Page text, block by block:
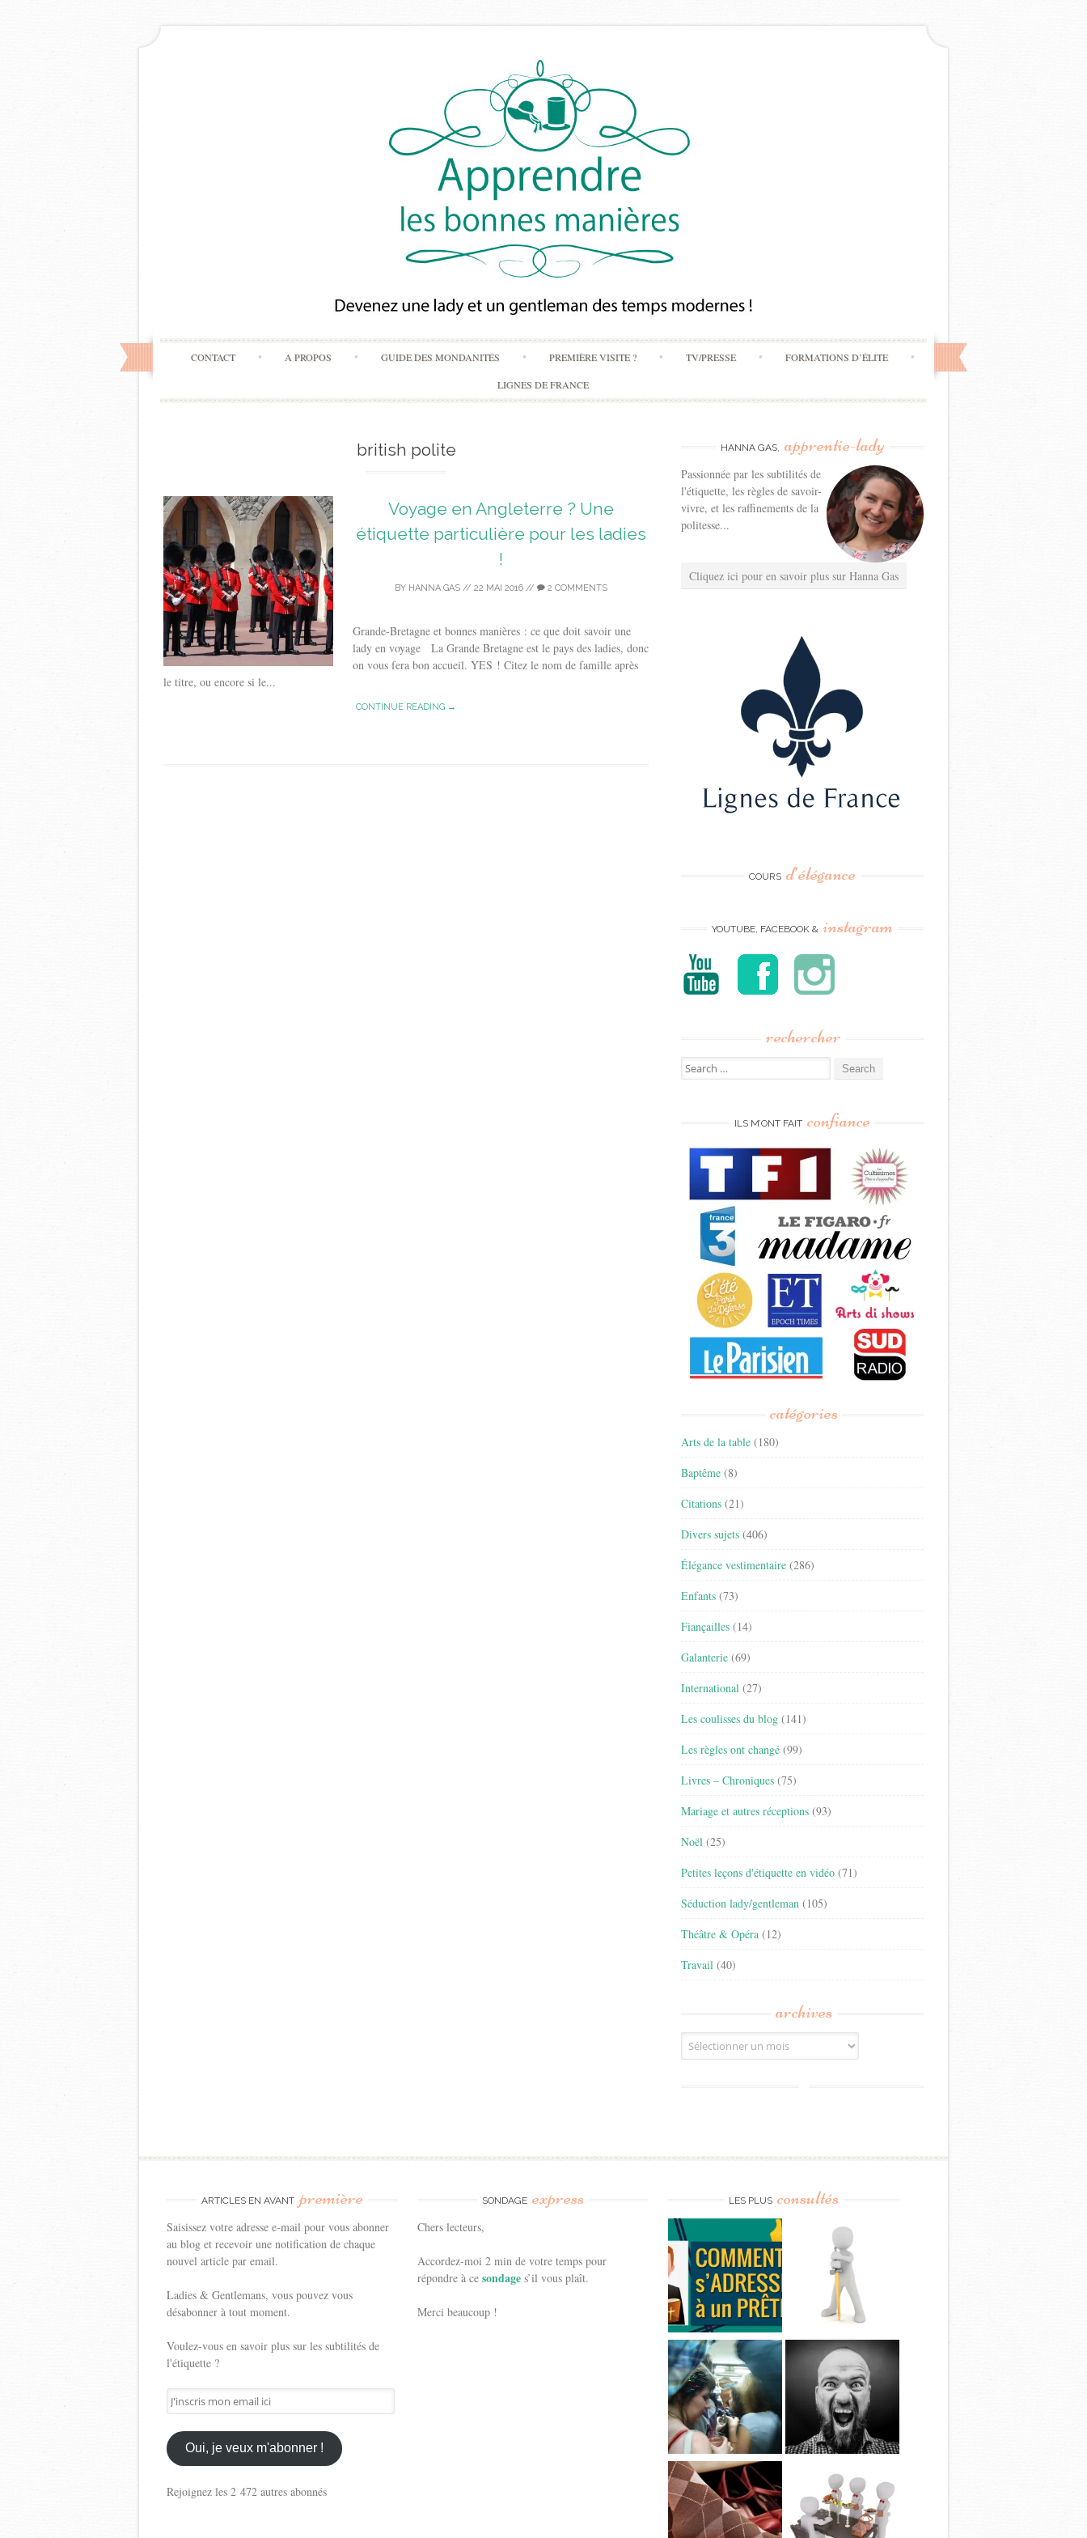
Skip
to
content
CONTACT A PROPOS GUIDE DES MONDANITÉS PREMIÈRE VISITE ? TV/PRESSE FORMATIONS D’ÉLITE
LIGNES DE FRANCE
british polite
Voyage en Angleterre ? Une
étiquette particulière pour les ladies
!
BY HANNA GAS// 22 MAI 2016// 2 COMMENTS
Grande-Bretagne et bonnes manières : ce que doit savoir une
lady en voyage La Grande Bretagne est le pays des ladies, donc
on vous fera bon accueil. YES ! Citez le nom de famille après
le titre, ou encore si le...
CONTINUE READING →
HANNA GAS, apprentie-lady
Passionnée par les subtilités de
l'étiquette, les règles de savoir-
vivre, et les raffinements de la
politesse...
Cliquez ici pour en savoir plus sur Hanna Gas
COURS d’élégance
YOUTUBE, FACEBOOK & instagram
rechercher
Search
for:
ILS M’ONT FAIT confiance
catégories
Arts de la table (180)
Baptême (8)
Citations (21)
Divers sujets (406)
Élégance vestimentaire (286)
Enfants (73)
Fiançailles (14)
Galanterie (69)
International (27)
Les coulisses du blog (141)
Les règles ont changé (99)
Livres – Chroniques (75)
Mariage et autres réceptions (93)
Noël (25)
Petites leçons d'étiquette en vidéo (71)
Séduction lady/gentleman (105)
Théâtre & Opéra (12)
Travail (40)
archives
Archives
ARTICLES EN AVANT première
Saisissez votre adresse e-mail pour vous abonner
au blog et recevoir une notification de chaque
nouvel article par email.
Ladies & Gentlemans, vous pouvez vous
désabonner à tout moment.
Voulez-vous en savoir plus sur les subtilités de
l'étiquette ?
J'inscris
mon
email
ici
Oui, je veux m'abonner !
Rejoignez les 2 472 autres abonnés
SONDAGE express
Chers lecteurs,
Accordez-moi 2 min de votre temps pour
répondre à cesondages’il vous plaît.
Merci beaucoup !
LES PLUS consultés